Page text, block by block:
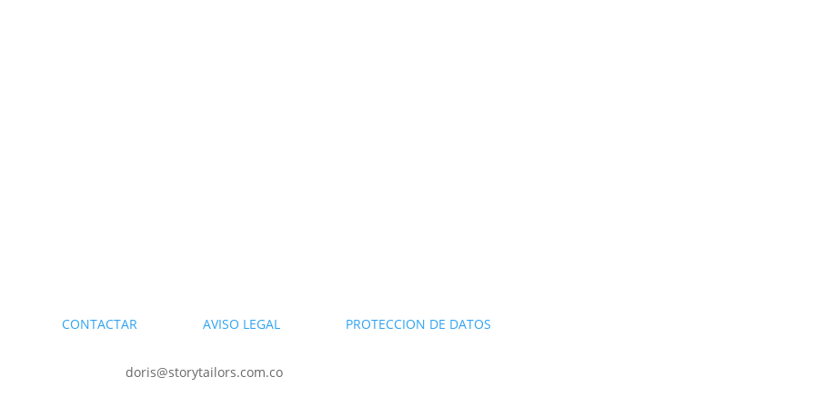
CONTACTAR AVISO LEGAL PROTECCION DE DATOS
doris@storytailors.com.co